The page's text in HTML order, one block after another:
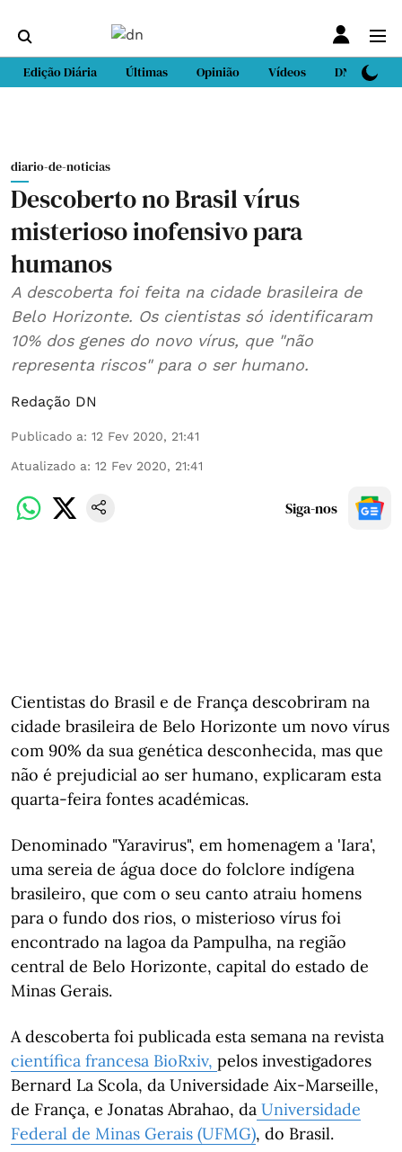
Edição Diária Últimas Opinião Vídeos DN Sport
diario-de-noticias
Descoberto no Brasil vírus
misterioso inofensivo para
humanos
A descoberta foi feita na cidade brasileira de
Belo Horizonte. Os cientistas só identificaram
10% dos genes do novo vírus, que "não
representa riscos" para o ser humano.
Redação DN
Publicado a: 12 Fev 2020, 21:41
Atualizado a: 12 Fev 2020, 21:41
Siga-nos
Cientistas do Brasil e de França descobriram na
cidade brasileira de Belo Horizonte um novo vírus
com 90% da sua genética desconhecida, mas que
não é prejudicial ao ser humano, explicaram esta
quarta-feira fontes académicas.
Denominado "Yaravirus", em homenagem a 'Iara',
uma sereia de água doce do folclore indígena
brasileiro, que com o seu canto atraiu homens
para o fundo dos rios, o misterioso vírus foi
encontrado na lagoa da Pampulha, na região
central de Belo Horizonte, capital do estado de
Minas Gerais.
A descoberta foi publicada esta semana na revista
científica francesa BioRxiv, pelos investigadores
Bernard La Scola, da Universidade Aix-Marseille,
de França, e Jonatas Abrahao, da Universidade
Federal de Minas Gerais (UFMG), do Brasil.